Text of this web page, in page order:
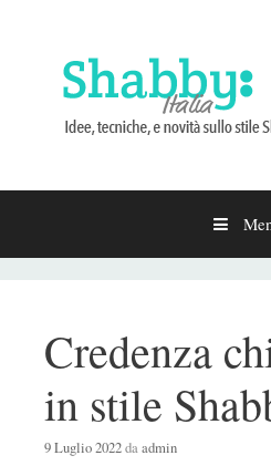
Credenza
in stile
9 Luglio 2022daadmin